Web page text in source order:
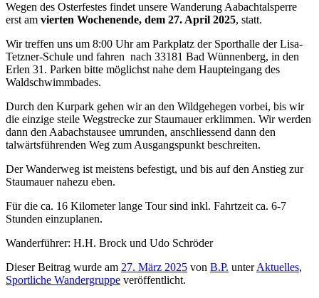
Wegen des Osterfestes findet unsere Wanderung Aabachtalsperre
erst am vierten Wochenende, dem 27. April 2025, statt.
Wir treffen uns um 8:00 Uhr am Parkplatz der Sporthalle der Lisa-
Tetzner-Schule und fahren nach 33181 Bad Wünnenberg, in den
Erlen 31. Parken bitte möglichst nahe dem Haupteingang des
Waldschwimmbades.
Durch den Kurpark gehen wir an den Wildgehegen vorbei, bis wir
die einzige steile Wegstrecke zur Staumauer erklimmen. Wir werden
dann den Aabachstausee umrunden, anschliessend dann den
talwärtsführenden Weg zum Ausgangspunkt beschreiten.
Der Wanderweg ist meistens befestigt, und bis auf den Anstieg zur
Staumauer nahezu eben.
Für die ca. 16 Kilometer lange Tour sind inkl. Fahrtzeit ca. 6-7
Stunden einzuplanen.
Wanderführer: H.H. Brock und Udo Schröder
Dieser Beitrag wurde am 27. März 2025 von B.P. unterAktuelles,
Sportliche Wandergruppe veröffentlicht.